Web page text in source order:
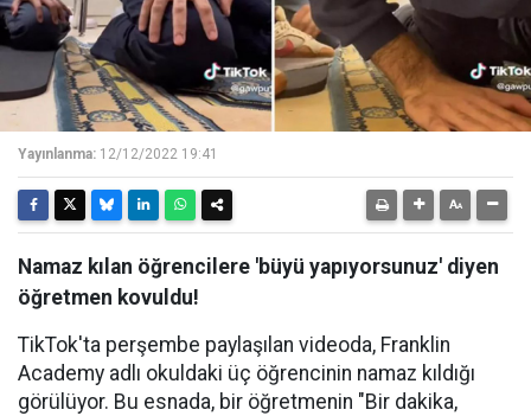
Yayınlanma: 12/12/2022 19:41
Namaz kılan öğrencilere 'büyü yapıyorsunuz' diyen
öğretmen kovuldu!
TikTok'ta perşembe paylaşılan videoda, Franklin
Academy adlı okuldaki üç öğrencinin namaz kıldığı
görülüyor. Bu esnada, bir öğretmenin "Bir dakika,